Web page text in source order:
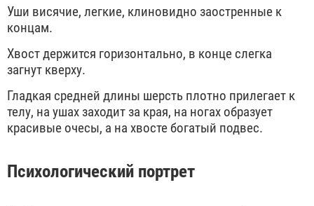
Уши висячие, легкие, клиновидно заостренные к
концам.
Хвост держится горизонтально, в конце слегка
загнут кверху.
Гладкая средней длины шерсть плотно прилегает к
телу, на ушах заходит за края, на ногах образует
красивые очесы, а на хвосте богатый подвес.
Психологический портрет